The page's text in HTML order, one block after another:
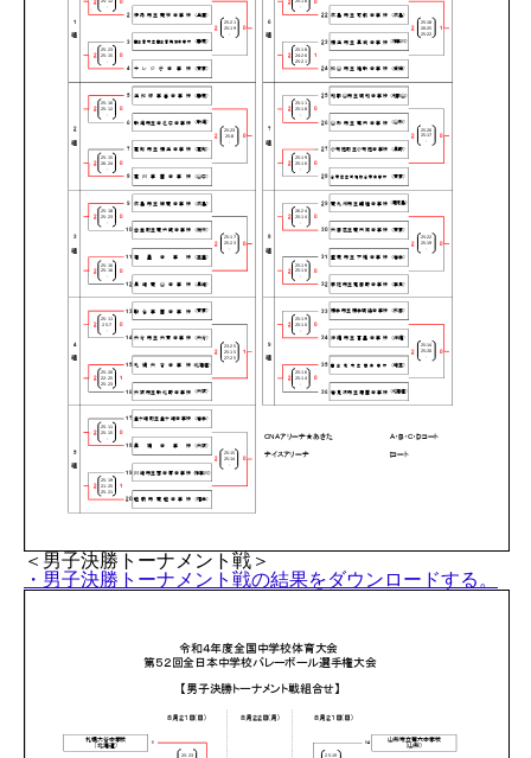
＜男子決勝トーナメント戦＞
・男子決勝トーナメント戦の結果をダウンロードする。